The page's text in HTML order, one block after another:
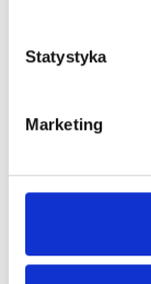
Statystyka
Marketing
8.